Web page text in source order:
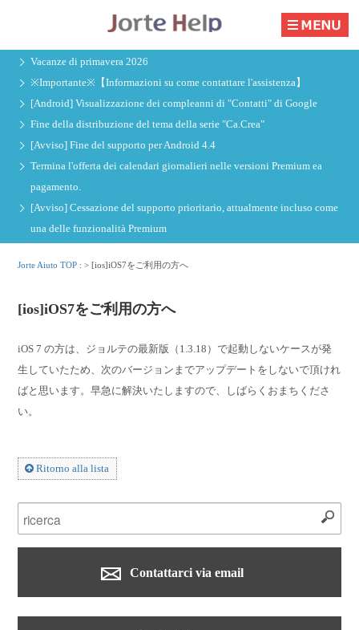
Vacanze di primavera 2026
※Importante※【Informazioni su come contattare l'assistenza】
[Android] Visualizzazione dei compleanni di "Contatti" di Google
Fine della distribuzione del tema della serie "Ca.Crea"
[Avviso] Fine del supporto per Android 4.4
Termina l'offerta dei calendari giornalieri nelle versioni Premium ea
pagamento.
[Avviso] Cessazione del supporto prioritario, attualmente incluso come
una delle funzionalità Premium
Jorte Aiuto TOP :>[ios]iOS7をご利用の方へ
[ios]iOS7をご利用の方へ
iOS 7 の方は、ジョルテの最新版（1.3.18）で起動しないケースが発
生していたため、次のバージョンまでアップデートをしないで頂けれ
ばと思います。早急に解決いたしますので、しばらくおまちくださ
い。
Ritorno alla lista
Contattarci via email